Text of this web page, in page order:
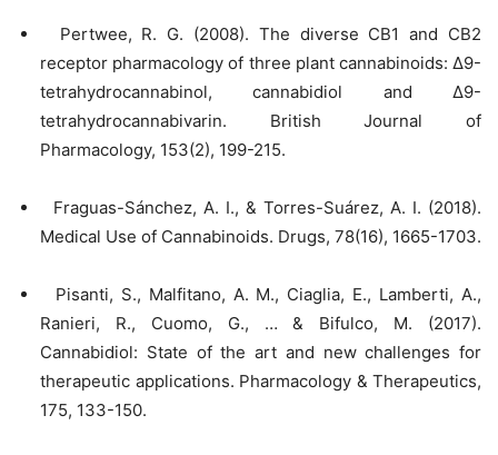
Pertwee, R. G. (2008). The diverse CB1 and CB2
receptor pharmacology of three plant cannabinoids: Δ9-
tetrahydrocannabinol, cannabidiol and Δ9-
tetrahydrocannabivarin. British Journal of
Pharmacology, 153(2), 199-215.
Fraguas-Sánchez, A. I., & Torres-Suárez, A. I. (2018).
Medical Use of Cannabinoids. Drugs, 78(16), 1665-1703.
Pisanti, S., Malfitano, A. M., Ciaglia, E., Lamberti, A.,
Ranieri, R., Cuomo, G., … & Bifulco, M. (2017).
Cannabidiol: State of the art and new challenges for
therapeutic applications. Pharmacology & Therapeutics,
175, 133-150.